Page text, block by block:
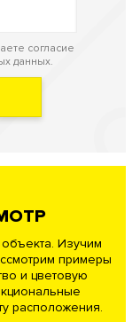
согласие
данных.
Изучим
примеры
и цветовую
расположения.